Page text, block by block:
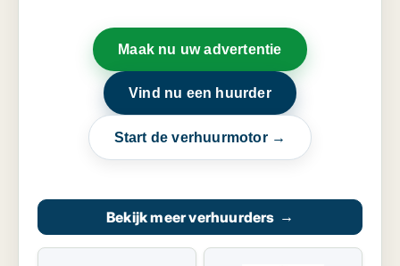
Maak nu uw advertentie
Vind nu een huurder
Start de verhuurmotor →
Bekijk meer verhuurders →